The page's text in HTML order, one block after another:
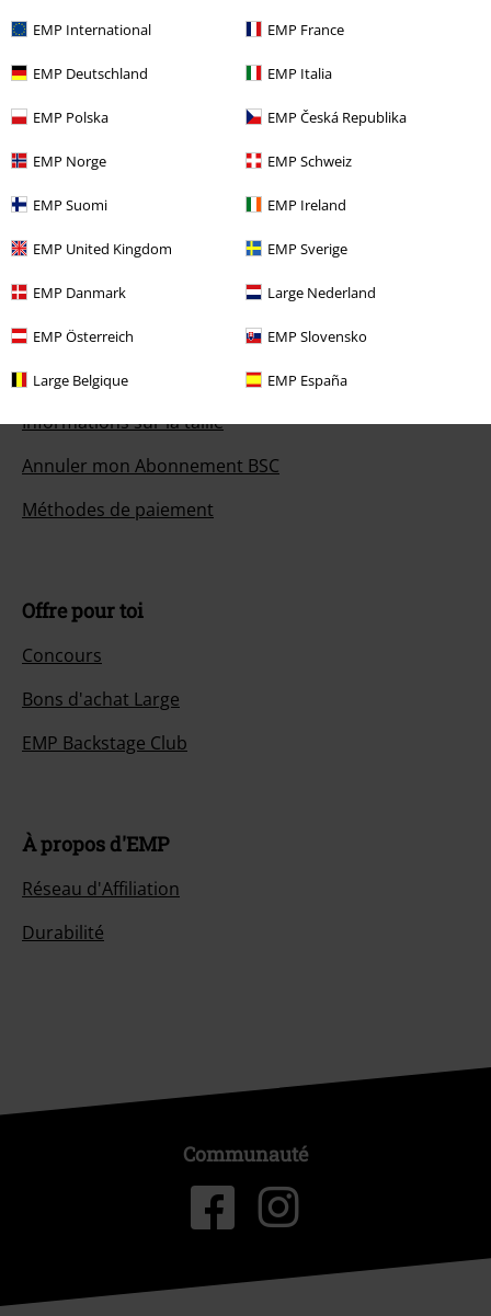
EMP International EMP France
EMP Deutschland EMP Italia
EMP Polska EMP Česká Republika
EMP Norge EMP Schweiz
EMP Suomi EMP Ireland
EMP United Kingdom EMP Sverige
EMP Danmark Large Nederland
EMP Österreich EMP Slovensko
Large Belgique EMP España
Vous pourrez nous joindre demain entre 10:00 et 18:30.
d'informations
Service Client
FAQ
Politique de Retour
Retourner un produit
Informations sur la taille
Annuler mon Abonnement BSC
Méthodes de paiement
Offre pour toi
Concours
Bons d'achat Large
EMP Backstage Club
À propos d'EMP
Réseau d'Affiliation
Durabilité
Communauté